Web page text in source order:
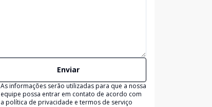
Enviar
As informações serão utilizadas para que a nossa
equipe possa entrar em contato de acordo com
a política de privacidade e termos de serviço